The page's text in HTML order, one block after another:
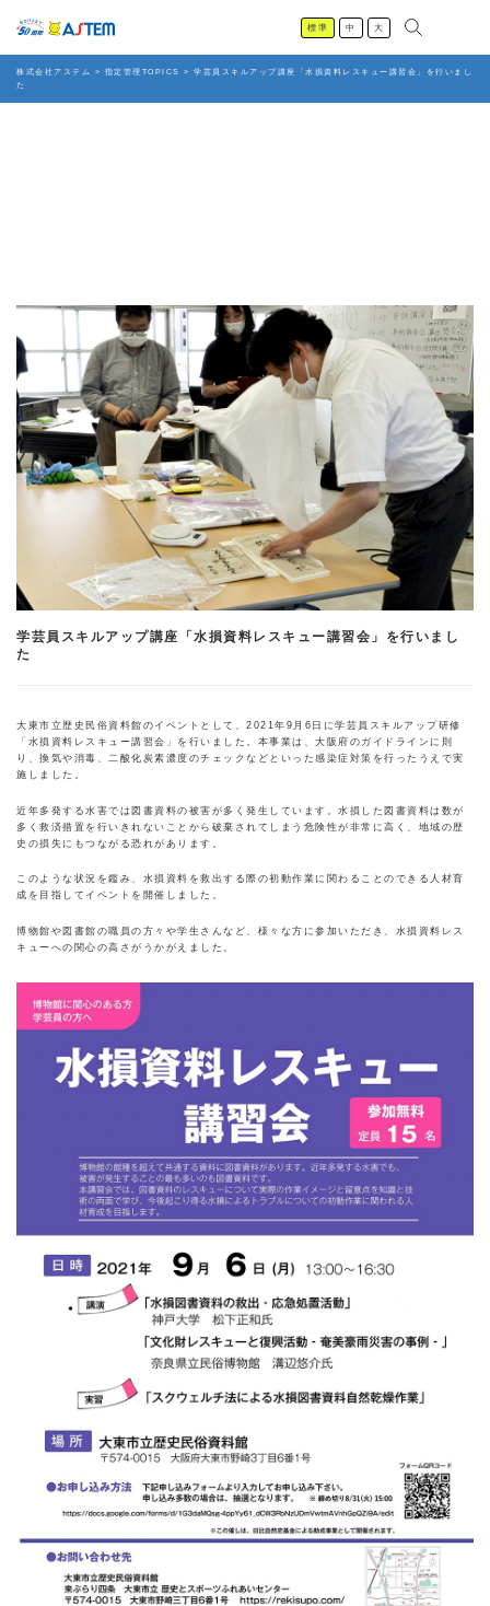
標準 中 大
株式会社アステム > 指定管理TOPICS > 学芸員スキルアップ講座「水損資料レスキュー講習会」を行いまし
た
学芸員スキルアップ講座「水損資料レスキュー講習会」を行いまし
た
大東市立歴史民俗資料館のイベントとして、2021年9月6日に学芸員スキルアップ研修
「水損資料レスキュー講習会」を行いました。本事業は、大阪府のガイドラインに則
り、換気や消毒、二酸化炭素濃度のチェックなどといった感染症対策を行ったうえで実
施しました。
近年多発する水害では図書資料の被害が多く発生しています。水損した図書資料は数が
多く救済措置を行いきれないことから破棄されてしまう危険性が非常に高く、地域の歴
史の損失にもつながる恐れがあります。
このような状況を鑑み、水損資料を救出する際の初動作業に関わることのできる人材育
成を目指してイベントを開催しました。
博物館や図書館の職員の方々や学生さんなど、様々な方に参加いただき、水損資料レス
キューへの関心の高さがうかがえました。